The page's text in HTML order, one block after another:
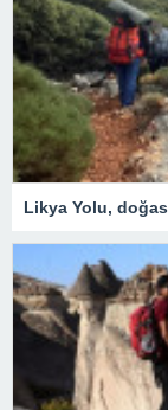
Likya Yolu,